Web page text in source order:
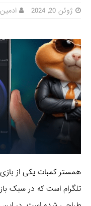
ژوئن 20, 2024 ادمین
همستر کمبات یکی از
تلگرام است که در سبک